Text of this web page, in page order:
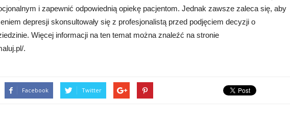
i zapewnić odpowiednią opiekę pacjentom. Jednak zawsze zaleca się, aby
depresji skonsultowały się z profesjonalistą przed podjęciem decyzji o
Więcej informacji na ten temat można znaleźć na stronie
.
Facebook Twitter